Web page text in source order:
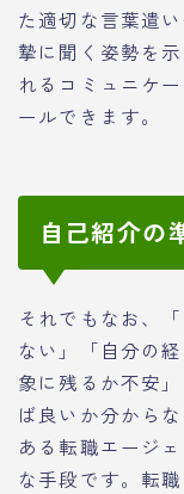
た適切な言葉遣
摯に聞く姿勢を
れるコミュニケ
ールできます。
自己紹介の
それでもなお、
ない」「自分の
象に残るか不安
ば良いか分から
ある転職エージ
な手段です。転